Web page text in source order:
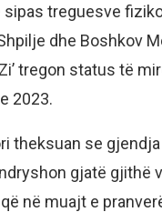
treguesve
dhe Boshkov
tregon status të
2023.
theksuan se
gjatë gjithë
në muajt e